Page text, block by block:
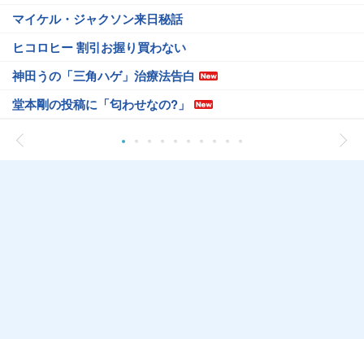
マイケル・ジャクソン来日秘話
ヒコロヒー 割引お握り買わない
神田うの「三角ハゲ」治療法告白
堂本剛の投稿に「匂わせなの?」